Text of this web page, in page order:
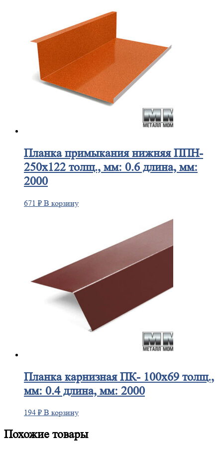
Планкапримыкания нижняя ППН-
250х122 толщ., мм: 0.6 длина, мм:
2000
671 ₽ В корзину
Планкакарнизная ПК- 100х69 толщ.,
мм: 0.4 длина, мм: 2000
194 ₽ В корзину
Похожие товары